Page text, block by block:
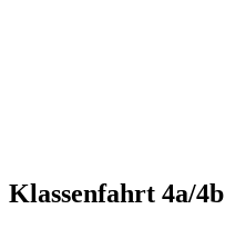
Klassenfahrt 4a/4b